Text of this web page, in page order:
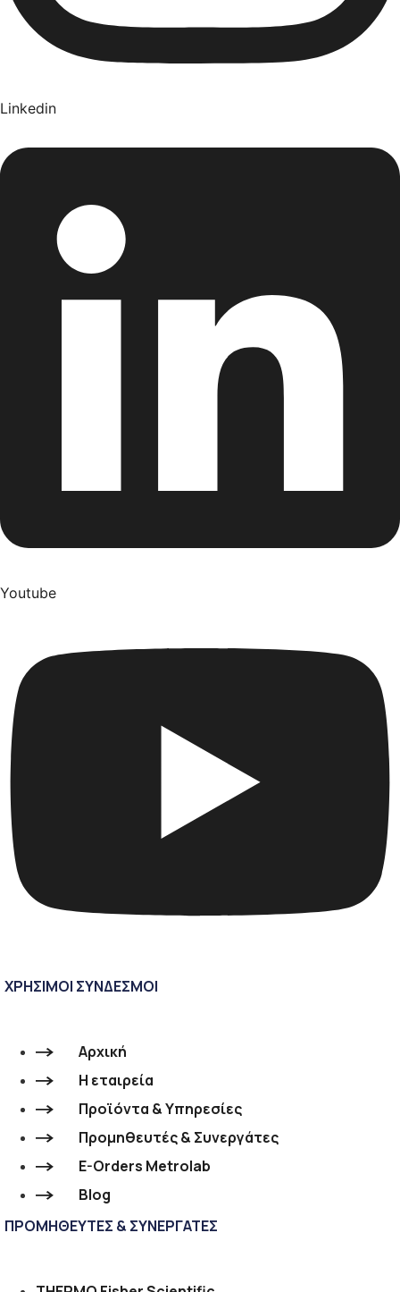
Linkedin
Youtube
ΧΡΗΣΙΜΟΙ ΣΥΝΔΕΣΜΟΙ
Αρχική
Η εταιρεία
Προϊόντα & Υπηρεσίες
Προμηθευτές & Συνεργάτες
E-Orders Metrolab
Blog
ΠΡΟΜΗΘΕΥΤΕΣ & ΣΥΝΕΡΓΑΤΕΣ